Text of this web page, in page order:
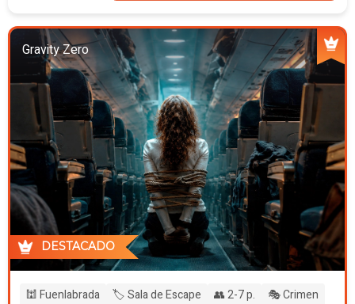
Gravity Zero
DESTACADO
🕍 Fuenlabrada 🏷️ Sala de Escape 👥 2-7 p.
🎭 Crimen